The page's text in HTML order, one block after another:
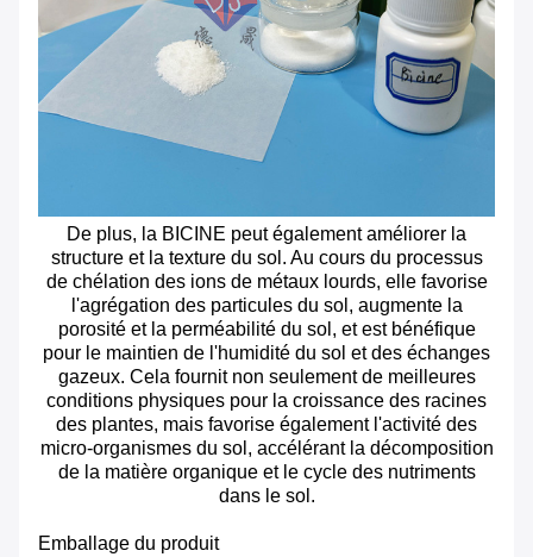
De plus, la BICINE peut également améliorer la
structure et la texture du sol. Au cours du processus
de chélation des ions de métaux lourds, elle favorise
l'agrégation des particules du sol, augmente la
porosité et la perméabilité du sol, et est bénéfique
pour le maintien de l'humidité du sol et des échanges
gazeux. Cela fournit non seulement de meilleures
conditions physiques pour la croissance des racines
des plantes, mais favorise également l'activité des
micro-organismes du sol, accélérant la décomposition
de la matière organique et le cycle des nutriments
dans le sol.
Emballage du produit